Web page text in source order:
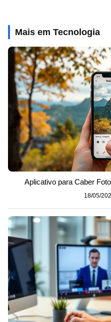
Mais em Tecnologia
Aplicativo para Caber
18/05/